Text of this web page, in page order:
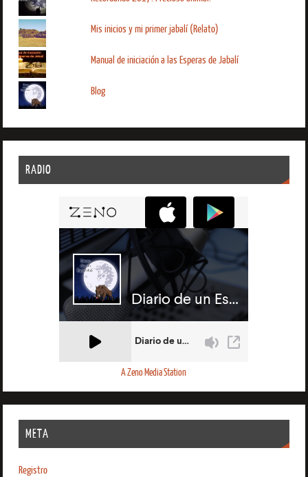
Mis inicios y mi primer jabalí (Relato)
Manual de iniciación a las Esperas de Jabalí
Blog
RADIO
A Zeno Media Station
META
Registro